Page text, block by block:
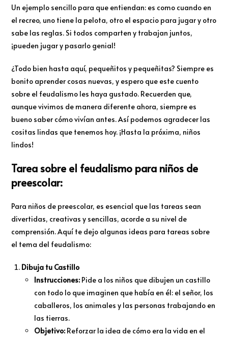
Un ejemplo sencillo para que entiendan: es como cuando en
el recreo, uno tiene la pelota, otro el espacio para jugar y otro
sabe las reglas. Si todos comparten y trabajan juntos,
¡pueden jugar y pasarlo genial!
¿Todo bien hasta aquí, pequeñitos y pequeñitas? Siempre es
bonito aprender cosas nuevas, y espero que este cuento
sobre el feudalismo les haya gustado. Recuerden que,
aunque vivimos de manera diferente ahora, siempre es
bueno saber cómo vivían antes. Así podemos agradecer las
cositas lindas que tenemos hoy. ¡Hasta la próxima, niños
lindos!
Tarea sobre el feudalismo para niños de
preescolar:
Para niños de preescolar, es esencial que las tareas sean
divertidas, creativas y sencillas, acorde a su nivel de
comprensión. Aquí te dejo algunas ideas para tareas sobre
el tema del feudalismo:
Dibuja tu Castillo
Instrucciones: Pide a los niños que dibujen un castillo
con todo lo que imaginen que había en él: el señor, los
caballeros, los animales y las personas trabajando en
las tierras.
Objetivo: Reforzar la idea de cómo era la vida en el